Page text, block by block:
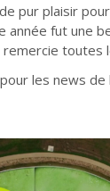
pur plaisir
année fut une
remercie toutes
les news de